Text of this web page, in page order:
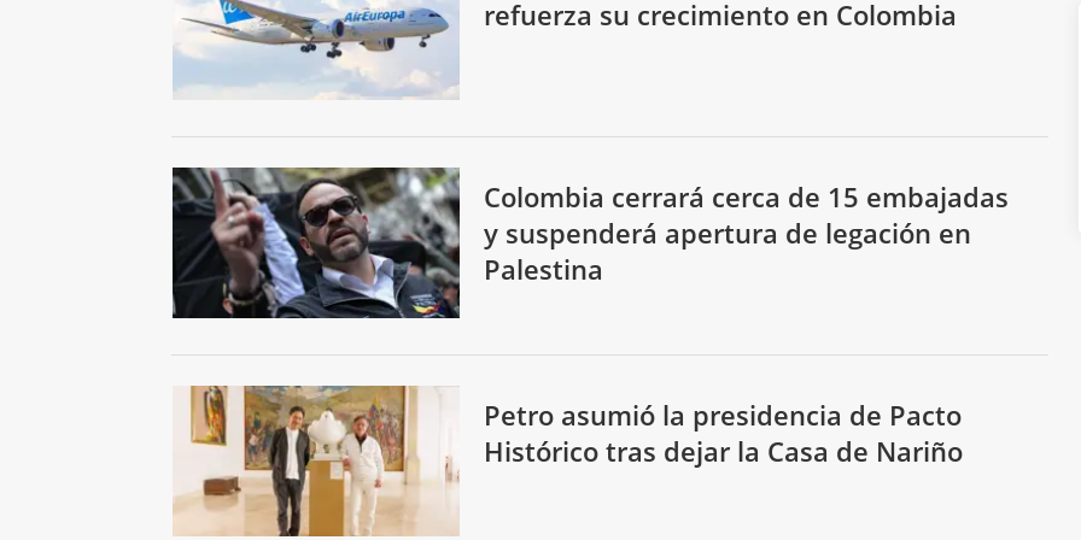
refuerza su crecimiento en Colombia
Colombia cerrará cerca de 15 embajadas
y suspenderá apertura de legación en
Palestina
Petro asumió la presidencia de Pacto
Histórico tras dejar la Casa de Nariño